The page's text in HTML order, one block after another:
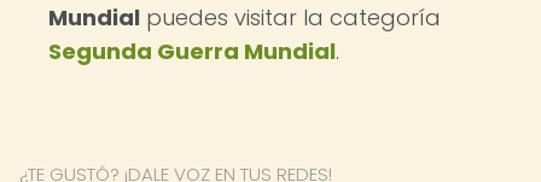
Mundial puedes visitar la categoría
Segunda Guerra Mundial.
¿TE GUSTÓ? ¡DALE VOZ EN TUS REDES!